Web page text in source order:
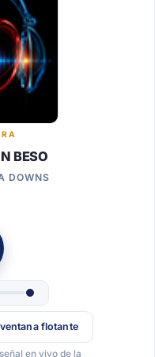
BESO
DOWNS
flotante
en vivo de la